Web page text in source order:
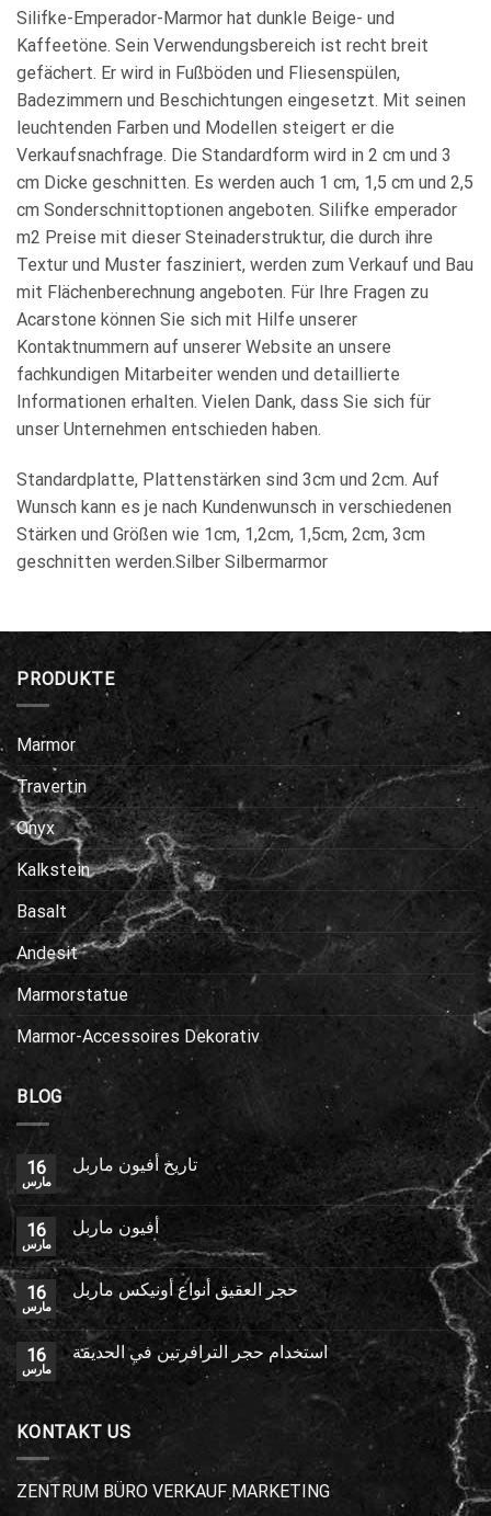
Silifke-Emperador-Marmor hat dunkle Beige- und
Kaffeetöne. Sein Verwendungsbereich ist recht breit
gefächert. Er wird in Fußböden und Fliesenspülen,
Badezimmern und Beschichtungen eingesetzt. Mit seinen
leuchtenden Farben und Modellen steigert er die
Verkaufsnachfrage. Die Standardform wird in 2 cm und 3
cm Dicke geschnitten. Es werden auch 1 cm, 1,5 cm und 2,5
cm Sonderschnittoptionen angeboten. Silifke emperador
m2 Preise mit dieser Steinaderstruktur, die durch ihre
Textur und Muster fasziniert, werden zum Verkauf und Bau
mit Flächenberechnung angeboten. Für Ihre Fragen zu
Acarstone können Sie sich mit Hilfe unserer
Kontaktnummern auf unserer Website an unsere
fachkundigen Mitarbeiter wenden und detaillierte
Informationen erhalten. Vielen Dank, dass Sie sich für
unser Unternehmen entschieden haben.
Standardplatte, Plattenstärken sind 3cm und 2cm. Auf
Wunsch kann es je nach Kundenwunsch in verschiedenen
Stärken und Größen wie 1cm, 1,2cm, 1,5cm, 2cm, 3cm
geschnitten werden.Silber Silbermarmor
PRODUKTE
Marmor
Travertin
Onyx
Kalkstein
Basalt
Andesit
Marmorstatue
Marmor-Accessoires Dekorativ
BLOG
16
مارس
تاريخ أفيون ماربل
16
مارس
أفيون ماربل
16
مارس
حجر العقيق أنواع أونيكس ماربل
16
مارس
استخدام حجر الترافرتين في الحديقة
KONTAKT US
ZENTRUM BÜRO VERKAUF MARKETING